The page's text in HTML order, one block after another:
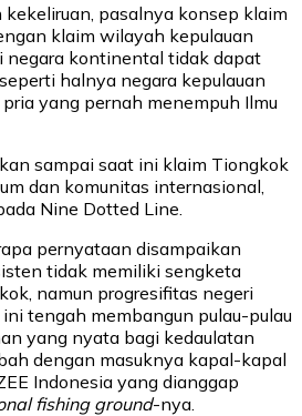
kekeliruan, pasalnya konsep klaim
klaim wilayah kepulauan
negara kontinental tidak dapat
halnya negara kepulauan
yang pernah menempuh Ilmu
sampai saat ini klaim Tiongkok
dan komunitas internasional,
Nine Dotted Line.
pernyataan disampaikan
tidak memiliki sengketa
namun progresifitas negeri
tengah membangun pulau-pulau
yang nyata bagi kedaulatan
dengan masuknya kapal-kapal
Indonesia yang dianggap
fishing ground-nya.